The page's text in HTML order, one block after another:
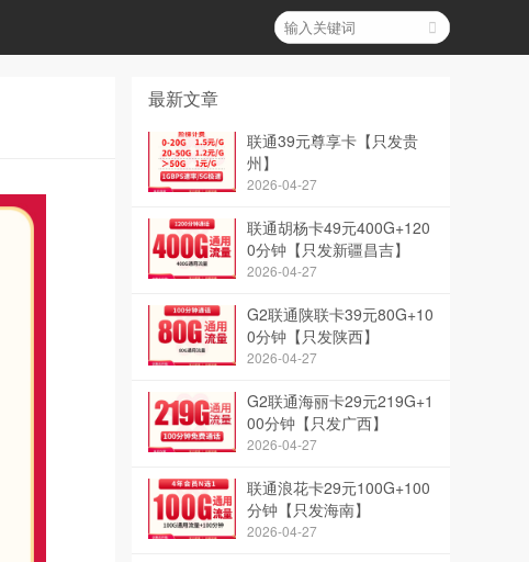
最新文章
联通39元尊享卡【只发贵
州】
2026-04-27
联通胡杨卡49元400G+120
0分钟【只发新疆昌吉】
2026-04-27
G2联通陕联卡39元80G+10
0分钟【只发陕西】
2026-04-27
G2联通海丽卡29元219G+1
00分钟【只发广西】
2026-04-27
联通浪花卡29元100G+100
分钟【只发海南】
2026-04-27